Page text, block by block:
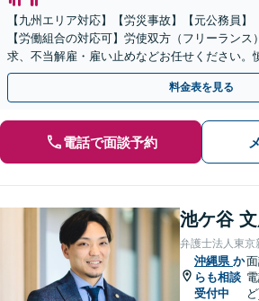
【九州エリア対応】【労災事故】【元公務員】
【労働組合の対応可】労使双方（フリーラン
求、不当解雇・雇い止めなどお任せください。
決へと進めます。
料金表を見る
電話で面談予約
池ケ谷
弁護士法人東京
沖縄県 か
らも相談
受付中